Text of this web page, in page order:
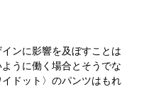
ンに影響を及ぼすことは
うに働く場合とそうでな
ドット〉のパンツはもれ